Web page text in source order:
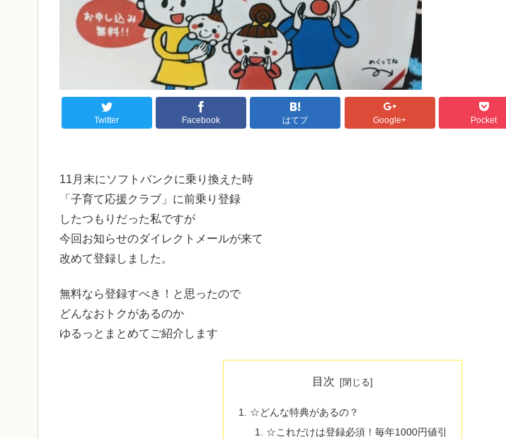
Twitter Facebook はてブ Google+ Pocket
11月末にソフトバンクに乗り換えた時
「子育て応援クラブ」に前乗り登録
したつもりだった私ですが
今回お知らせのダイレクトメールが来て
改めて登録しました。
無料なら登録すべき！と思ったので
どんなおトクがあるのか
ゆるっとまとめてご紹介します
目次
☆どんな特典があるの？
☆これだけは登録必須！毎年1000円値引